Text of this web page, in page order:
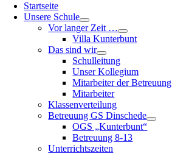
Startseite
Unsere Schule
Vor langer Zeit …
Villa Kunterbunt
Das sind wir
Schulleitung
Unser Kollegium
Mitarbeiter der Betreuung
Mitarbeiter
Klassenverteilung
Betreuung GS Dinschede
OGS „Kunterbunt“
Betreuung 8-13
Unterrichtszeiten